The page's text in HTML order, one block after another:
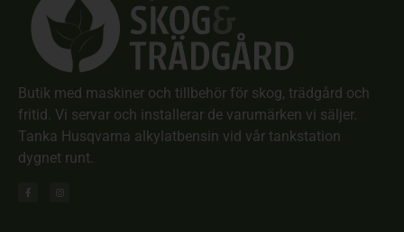
Butik med maskiner och tillbehör för skog, trädgård och
fritid. Vi servar och installerar de varumärken vi säljer.
Tanka Husqvarna alkylatbensin vid vår tankstation
dygnet runt.